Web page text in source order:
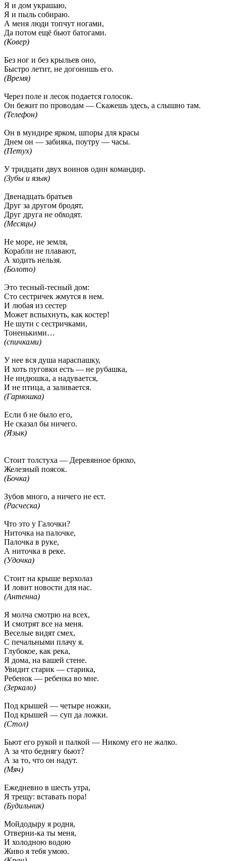
Я и дом украшаю,
Я и пыль собираю.
А меня люди топчут ногами,
Да потом ещё бьют батогами.
(Ковер)
Без ног и без крыльев оно,
Быстро летит, не догонишь его.
(Время)
Через поле и лесок подается голосок.
Он бежит по проводам — Скажешь здесь, а слышно там.
(Телефон)
Он в мундире ярком, шпоры для красы
Днем он — забияка, поутру — часы.
(Петух)
У тридцати двух воинов один командир.
(Зубы и язык)
Двенадцать братьев
Друг за другом бродят,
Друг друга не обходят.
(Месяцы)
Не море, не земля,
Корабли не плавают,
А ходить нельзя.
(Болото)
Это тесный-тесный дом:
Сто сестричек жмутся в нем.
И любая из сестер
Может вспыхнуть, как костер!
Не шути с сестричками,
Тоненькими…
(спичками)
У нее вся душа нараспашку,
И хоть пуговки есть — не рубашка,
Не индюшка, а надувается,
И не птица, а заливается.
(Гармошка)
Если б не было его,
Не сказал бы ничего.
(Язык)
Стоит толстуха — Деревянное брюхо,
Железный поясок.
(Бочка)
Зубов много, а ничего не ест.
(Расческа)
Что это у Галочки?
Ниточка на палочке,
Палочка в руке,
А ниточка в реке.
(Удочка)
Стоит на крыше верхолаз
И ловит новости для нас.
(Антенна)
Я молча смотрю на всех,
И смотрят все на меня.
Веселые видят смех,
С печальными плачу я.
Глубокое, как река,
Я дома, на вашей стене.
Увидит старик — старика,
Ребенок — ребенка во мне.
(Зеркало)
Под крышей — четыре ножки,
Под крышей — суп да ложки.
(Стол)
Бьют его рукой и палкой — Никому его не жалко.
А за что беднягу бьют?
А за то, что он надут.
(Мяч)
Ежедневно в шесть утра,
Я трещу: вставать пора!
(Будильник)
Мойдодыру я родня,
Отверни-ка ты меня,
И холодною водою
Живо я тебя умою.